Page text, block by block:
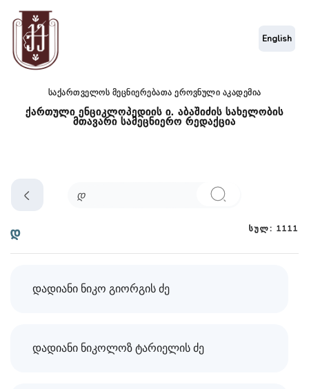
საქართველოს მეცნიერებათა ეროვნული აკადემია
ქართული ენციკლოპედიის ი. აბაშიძის სახელობის
მთავარი სამეცნიერო რედაქცია
English
დ სულ: 1111
დადიანი ნიკო გიორგის ძე
დადიანი ნიკოლოზ ტარიელის ძე